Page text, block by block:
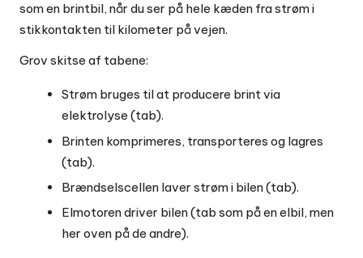
som en brintbil, når du ser på hele kæden fra strøm i
stikkontakten til kilometer på vejen.
Grov skitse af tabene:
Strøm bruges til at producere brint via
elektrolyse (tab).
Brinten komprimeres, transporteres og lagres
(tab).
Brændselscellen laver strøm i bilen (tab).
Elmotoren driver bilen (tab som på en elbil, men
her oven på de andre).